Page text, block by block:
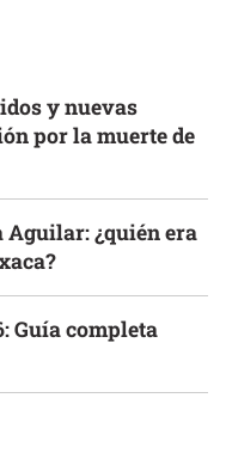
y nuevas
por la muerte de
Aguilar: ¿quién era
Guía completa